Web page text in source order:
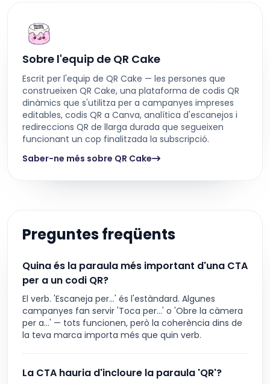
Sobre l'equip de QR Cake
Escrit per l'equip de QR Cake — les persones que
construeixen QR Cake, una plataforma de codis QR
dinàmics que s'utilitza per a campanyes impreses
editables, codis QR a Canva, analítica d'escanejos i
redireccions QR de llarga durada que segueixen
funcionant un cop finalitzada la subscripció.
Saber-ne més sobre QR Cake
Preguntes freqüents
Quina és la paraula més important d'una CTA
per a un codi QR?
El verb. 'Escaneja per...' és l'estàndard. Algunes
campanyes fan servir 'Toca per...' o 'Obre la càmera
per a...' — tots funcionen, però la coherència dins de
la teva marca importa més que quin verb.
La CTA hauria d'incloure la paraula 'QR'?